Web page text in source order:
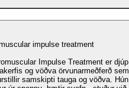
impulse treatment
Impulse Treatment er djúp
og vöðva örvunarmeðferð sem
samskipti tauga og vöðva. Hún